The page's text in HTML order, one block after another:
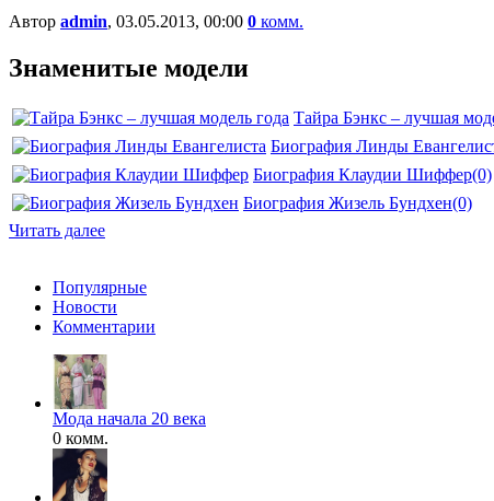
Автор admin, 03.05.2013, 00:00 0 комм.
Знаменитые модели
Тайра Бэнкс – лучшая
Биография Линды
Биография Клаудии Шиффер(0)
Биография Жизель Бундхен(0)
Читать далее
Популярные
Новости
Комментарии
Мода начала 20 века
0 комм.